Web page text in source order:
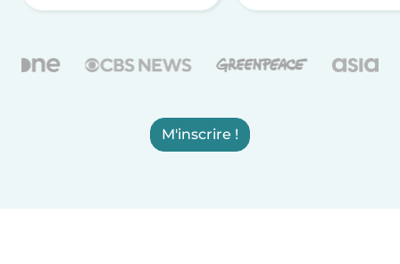
M'inscrire !